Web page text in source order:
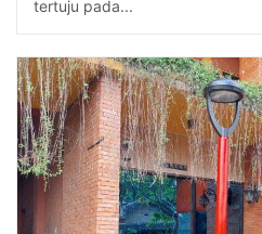
tertuju pada...